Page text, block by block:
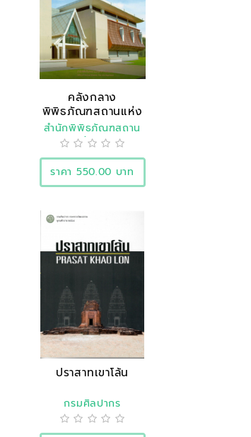
คลังกลาง
พิพิธภัณฑสถานแห่ง
ชาติ
สำนักพิพิธภัณฑสถาน
แห่งชาติ
ราคา 550.00 บาท
ปราสาทเขาโล้น
กรมศิลปากร